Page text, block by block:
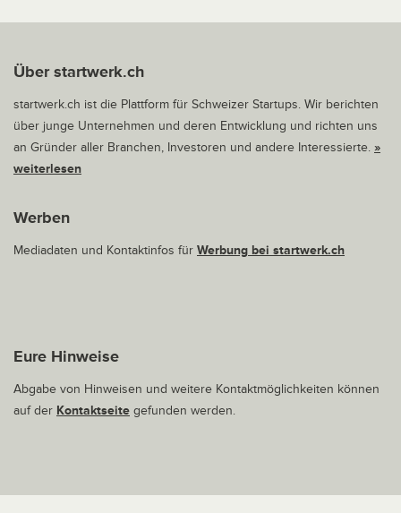
Über startwerk.ch
startwerk.ch ist die Plattform für Schweizer Startups. Wir berichten
über junge Unternehmen und deren Entwicklung und richten uns
an Gründer aller Branchen, Investoren und andere Interessierte. »
weiterlesen
Werben
Mediadaten und Kontaktinfos für Werbung bei startwerk.ch
Eure Hinweise
Abgabe von Hinweisen und weitere Kontaktmöglichkeiten können
auf der Kontaktseite gefunden werden.